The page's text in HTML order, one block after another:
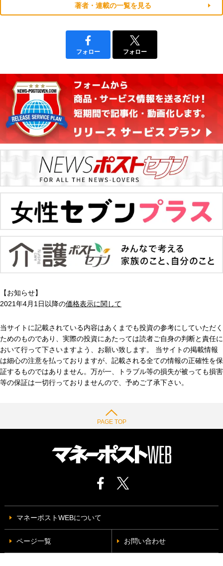
著者・連載の一覧を見る
フォロー フォロー
【お知らせ】
2021年4月1日以降の価格表示に関して
当サイトに記載されている内容はあくまでも投資の参考にしていただく
ためのものであり、実際の投資にあたっては読者ご自身の判断と責任に
おいて行って下さいますよう、お願い致します。 当サイトの掲載情報
は細心の注意を払っておりますが、記載される全ての情報の正確性を保
証するものではありません。万が一、トラブル等の損失が被っても損害
等の保証は一切行っておりませんので、予めご了承下さい。
PAGE TOP
マネーポストWEBについて
ページ一覧 お問い合わせ